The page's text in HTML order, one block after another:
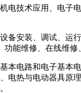
电技术应用、电子
备安装、调试、运
能维修、在线维
本电路和电子基本
电热与电动器具原